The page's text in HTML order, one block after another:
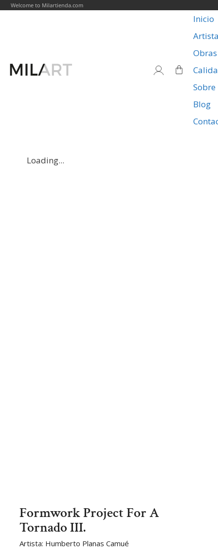
Welcome to Milartienda.com
Inicio
Obras
Blog
Loading...
Formwork Project For A
Tornado III.
Artista: Humberto Planas Camué